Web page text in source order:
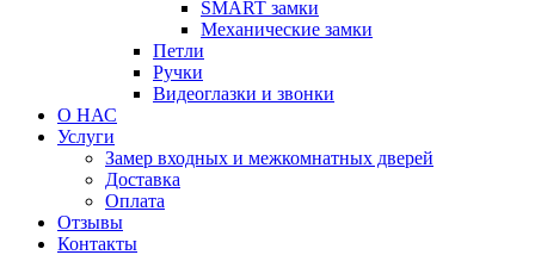
SMART замки
Механические замки
Петли
Ручки
Видеоглазки и звонки
О НАС
Услуги
Замер входных и межкомнатных дверей
Доставка
Оплата
Отзывы
Контакты